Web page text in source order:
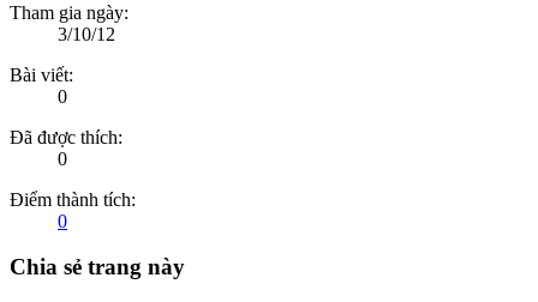
Tham gia ngày:
3/10/12
Bài viết:
0
Đã được thích:
0
Điểm thành tích:
0
Chia sẻ trang này